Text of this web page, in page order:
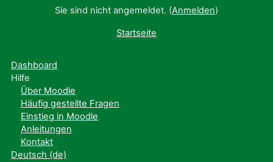
Sie sind nicht angemeldet. (Anmelden)
Startseite
Dashboard
Hilfe
Über Moodle
Häufig gestellte Fragen
Einstieg in Moodle
Anleitungen
Kontakt
Deutsch ‎(de)‎